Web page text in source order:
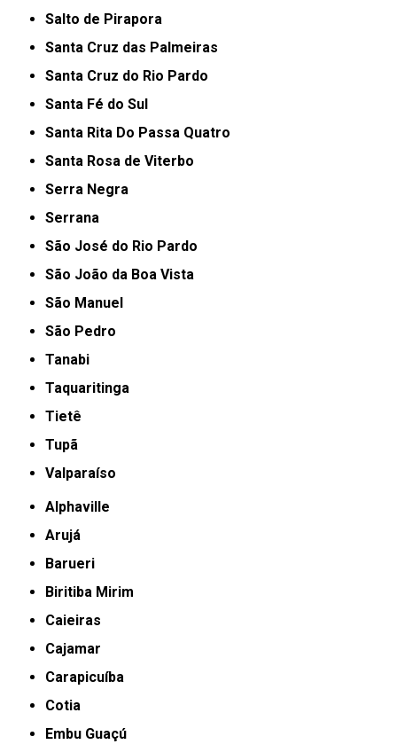
Salto de Pirapora
Santa Cruz das Palmeiras
Santa Cruz do Rio Pardo
Santa Fé do Sul
Santa Rita Do Passa Quatro
Santa Rosa de Viterbo
Serra Negra
Serrana
São José do Rio Pardo
São João da Boa Vista
São Manuel
São Pedro
Tanabi
Taquaritinga
Tietê
Tupã
Valparaíso
Alphaville
Arujá
Barueri
Biritiba Mirim
Caieiras
Cajamar
Carapicuíba
Cotia
Embu Guaçú